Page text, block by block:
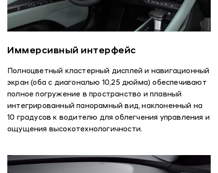
Иммерсивный интерфейс
Полноцветный кластерный дисплей и навигационный
экран (оба с диагональю 10,25 дюйма) обеспечивают
полное погружение в пространство и плавный
интегрированный панорамный вид, наклоненный на
10 градусов к водителю для облегчения управления и
ощущения высокотехнологичности.